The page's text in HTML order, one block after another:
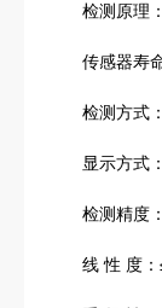
检测原理：
传感器寿命
检测方式：
显示方式：
检测精度：
线 性 度：